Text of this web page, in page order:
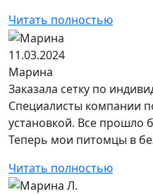
Читать полностью
11.03.2024
Марина
Заказала сетку по
Специалисты компании
установкой. Все прошло
Теперь мои питомцы в
Читать полностью